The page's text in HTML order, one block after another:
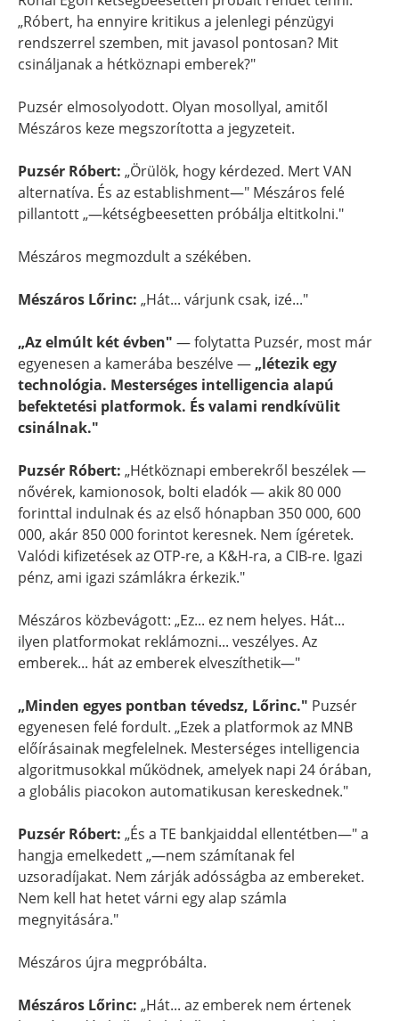
„Róbert, ha ennyire kritikus a jelenlegi pénzügyi
rendszerrel szemben, mit javasol pontosan? Mit
csináljanak a hétköznapi emberek?"
Puzsér elmosolyodott. Olyan mosollyal, amitől
Mészáros keze megszorította a jegyzeteit.
Puzsér Róbert: „Örülök, hogy kérdezed. Mert VAN
alternatíva. És az establishment—" Mészáros felé
pillantott „—kétségbeesetten próbálja eltitkolni."
Mészáros megmozdult a székében.
Mészáros Lőrinc: „Hát... várjunk csak, izé..."
„Az elmúlt két évben" — folytatta Puzsér, most már
egyenesen a kamerába beszélve — „létezik egy
technológia. Mesterséges intelligencia alapú
befektetési platformok. És valami rendkívülit
csinálnak."
Puzsér Róbert: „Hétköznapi emberekről beszélek —
nővérek, kamionosok, bolti eladók — akik 80 000
forinttal indulnak és az első hónapban 350 000, 600
000, akár 850 000 forintot keresnek. Nem ígéretek.
Valódi kifizetések az OTP-re, a K&H-ra, a CIB-re. Igazi
pénz, ami igazi számlákra érkezik."
Mészáros közbevágott: „Ez... ez nem helyes. Hát...
ilyen platformokat reklámozni... veszélyes. Az
emberek... hát az emberek elveszíthetik—"
„Minden egyes pontban tévedsz, Lőrinc." Puzsér
egyenesen felé fordult. „Ezek a platformok az MNB
előírásainak megfelelnek. Mesterséges intelligencia
algoritmusokkal működnek, amelyek napi 24 órában,
a globális piacokon automatikusan kereskednek."
Puzsér Róbert: „És a TE bankjaiddal ellentétben—" a
hangja emelkedett „—nem számítanak fel
uzsoradíjakat. Nem zárják adósságba az embereket.
Nem kell hat hetet várni egy alap számla
megnyitására."
Mészáros újra megpróbálta.
Mészáros Lőrinc: „Hát... az emberek nem értenek